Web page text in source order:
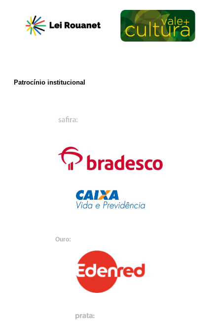
Patrocínio institucional
Ouro: